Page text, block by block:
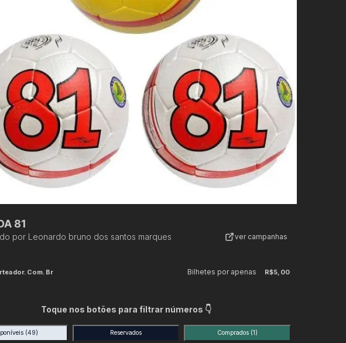
81
por Leonardo bruno dos santos marques ver campanhas
Bilhetes por apenas R$5,00
Toque nos botões para filtrar números 👇
(49) Reservados Comprados (1)